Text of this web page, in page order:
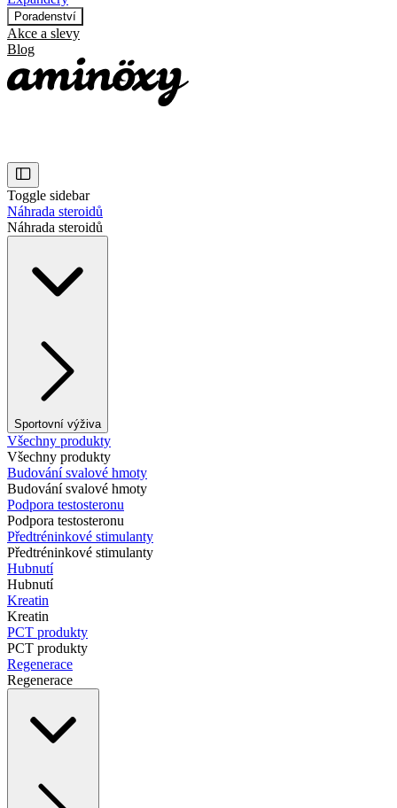
Poradenství
Akce a slevy
Blog
Toggle sidebar
Náhrada steroidů
Náhrada steroidů
Sportovní výživa
Všechny produkty
Všechny produkty
Budování svalové hmoty
Budování svalové hmoty
Podpora testosteronu
Podpora testosteronu
Předtréninkové stimulanty
Předtréninkové stimulanty
Hubnutí
Hubnutí
Kreatin
Kreatin
PCT produkty
PCT produkty
Regenerace
Regenerace